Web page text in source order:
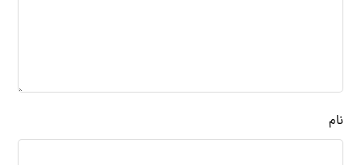
نام